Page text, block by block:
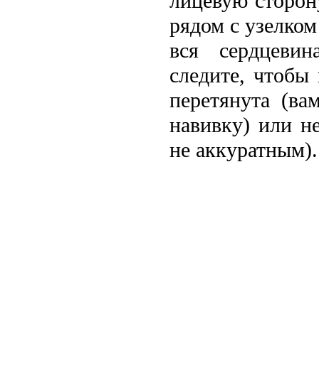
рядом с
вся
следите,
перетянута
навивку) или
не аккуратным).